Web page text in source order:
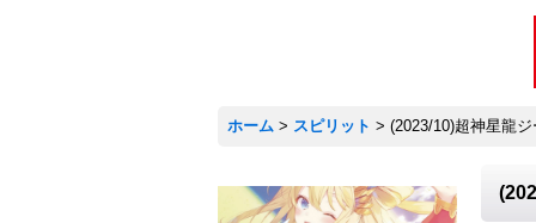
ホーム > スピリット > (2023/10)超神星龍